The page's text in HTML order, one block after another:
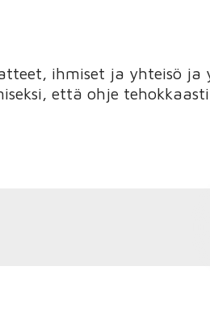
ihmiset ja yhteisö ja
että ohje